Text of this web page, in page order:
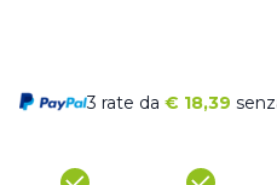
3 rate da € 18,39